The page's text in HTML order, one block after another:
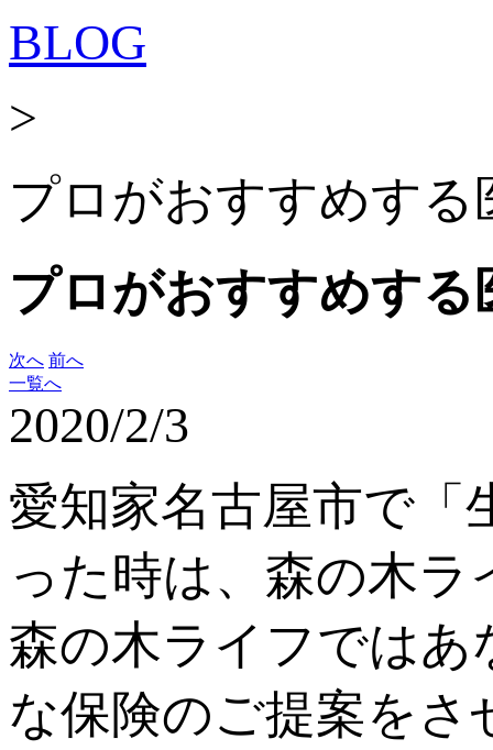
BLOG
>
プロがおすすめする
プロがおすすめする
次へ 前へ
一覧へ
2020/2/3
愛知家名古屋市で「
った時は、森の木
森の木ライフでは
な保険のご提案を